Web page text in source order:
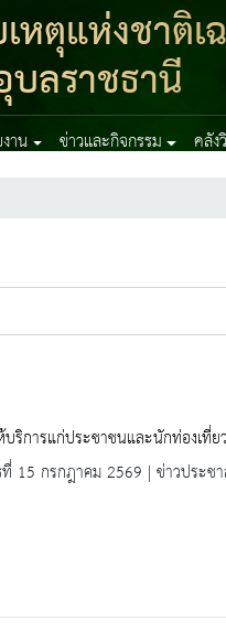
ตุแห่งชาติเ
ลราชธานี
าน ข่าวและกิจกรรม คลัง
บริการแก่ประชาชนและนักท่องเ
15 กรกฎาคม 2569 | ข่าวประช